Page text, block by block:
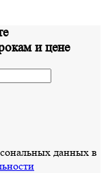
и цене
данных в